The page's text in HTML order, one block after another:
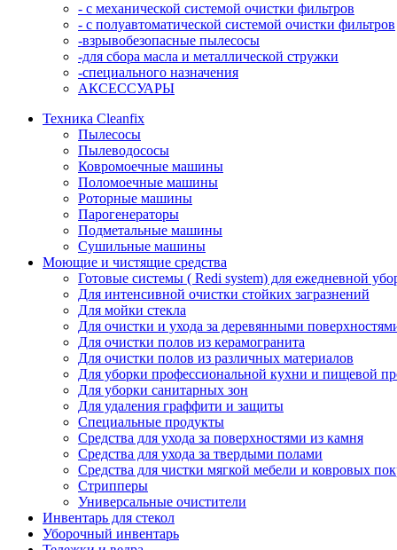
- с механической системой очистки фильтров
- с полуавтоматической системой очистки фильтров
-взрывобезопасные пылесосы
-для сбора масла и металлической стружки
-специального назначения
АКСЕССУАРЫ
Техника Cleanfix
Пылесосы
Пылеводососы
Ковромоечные машины
Поломоечные машины
Роторные машины
Парогенераторы
Подметальные машины
Сушильные машины
Моющие и чистящие средства
Готовые системы ( Redi system) для ежедневной
Для интенсивной очистки стойких загразнений
Для мойки стекла
Для очистки и ухода за деревянными
Для очистки полов из керамогранита
Для очистки полов из различных материалов
Для уборки профессиональной кухни и пищевой
Для уборки санитарных зон
Для удаления граффити и защиты
Специальные продукты
Средства для ухода за поверхностями из камня
Средства для ухода за твердыми полами
Средства для чистки мягкой мебели и ковровых
Стрипперы
Универсальные очистители
Инвентарь для стекол
Уборочный инвентарь